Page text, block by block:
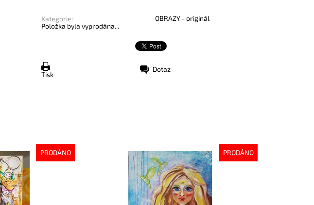
Kategorie:
OBRAZY - originál
Položka byla vyprodána...
Tisk
Dotaz
PRODÁNO
PRODÁNO
Vyprodáno
998